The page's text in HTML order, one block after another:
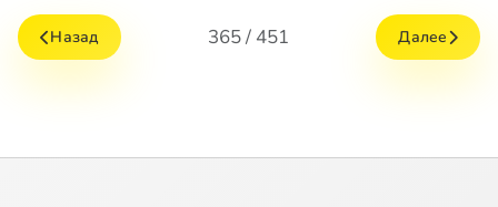
Назад 365 / 451 Далее